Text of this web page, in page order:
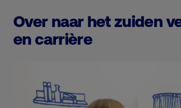
Over naar het zuiden
en carrière